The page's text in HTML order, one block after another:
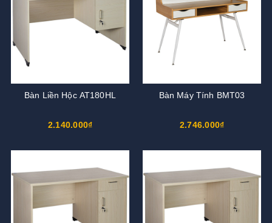
Bàn Liền Hộc AT180HL
2.140.000₫
Bàn Máy Tính BMT03
2.746.000₫